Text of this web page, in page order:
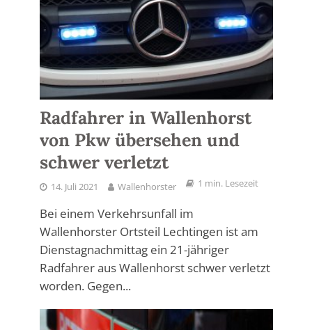
Radfahrer in Wallenhorst
von Pkw übersehen und
schwer verletzt
14. Juli 2021 Wallenhorster 1 min. Lesezeit
Bei einem Verkehrsunfall im
Wallenhorster Ortsteil Lechtingen ist am
Dienstagnachmittag ein 21-jähriger
Radfahrer aus Wallenhorst schwer verletzt
worden. Gegen...